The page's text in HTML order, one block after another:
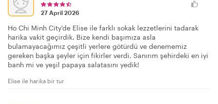
27 April 2026
Ho Chi Minh City'de Elise ile farklı sokak lezzetlerini tadarak
harika vakit geçirdik. Bize kendi başımıza asla
bulamayacağımız çeşitli yerlere götürdü ve denememiz
gereken başka şeyler için fikirler verdi. Sanırım şehirdeki en iyi
banh mi ve yeşil papaya salatasını yedik!
Elise ile harika bir tur